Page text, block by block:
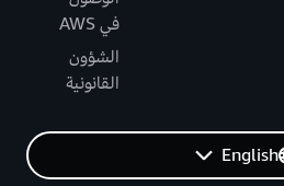
في AWS
الشؤون
القانونية
English